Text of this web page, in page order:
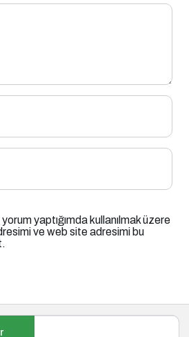
yaptığımda kullanılmak üzere
ve web site adresimi bu